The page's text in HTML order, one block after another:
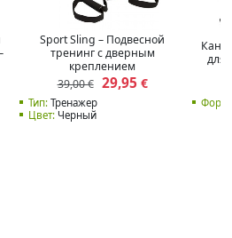
Sport Sling – Подвесной
тренинг с дверным
креплением
39,00 € 29,95 €
Тип:Тренажер
Цвет:Черный
для